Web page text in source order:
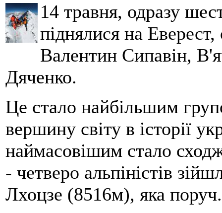
14 травня, одразу
піднялися на
Валентин Сипавін,
Дяченко.
Це стало найбільшим
вершину світу в історії
наймасовішим стало
- четверо альпіністів
Лхоцзе (8516м), яка